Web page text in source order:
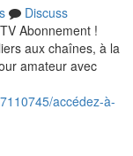
Discuss
Abonnement !
aux chaînes, à la
amateur avec
accédez-à-